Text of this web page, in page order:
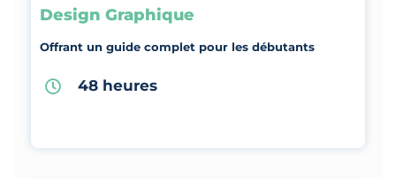
Design Graphique
Offrant un guide complet pour les débutants
48 heures